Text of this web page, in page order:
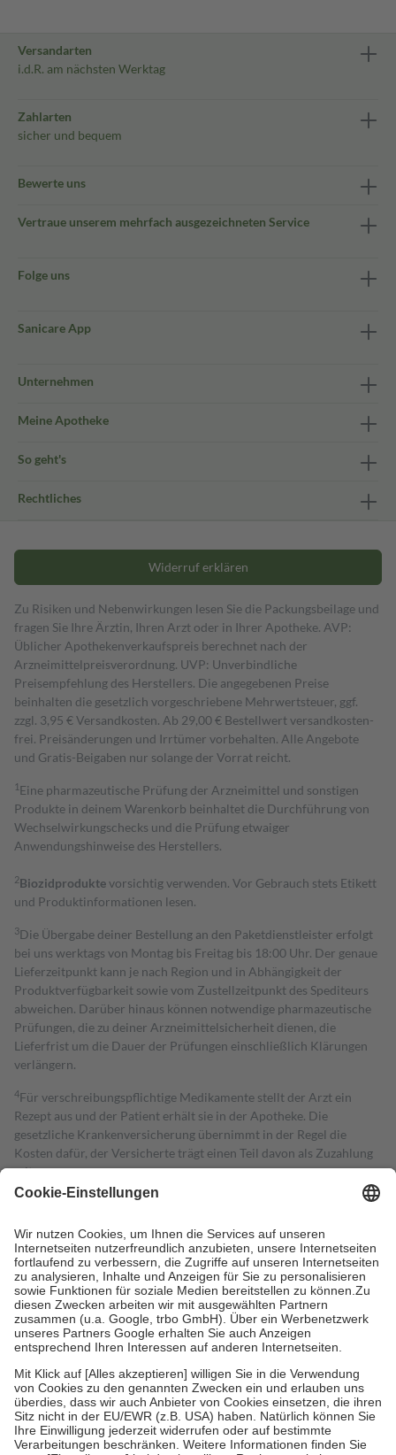
Versandarten
i.d.R. am nächsten Werktag
Zahlarten
sicher und bequem
Bewerte uns
Vertraue unserem mehrfach ausgezeichneten Service
Folge uns
Sanicare App
Unternehmen
Meine Apotheke
So geht's
Rechtliches
Widerruf erklären
Zu Risiken und Nebenwirkungen lesen Sie die Packungsbeilage und
fragen Sie Ihre Ärztin, Ihren Arzt oder in Ihrer Apotheke. AVP:
Üblicher Apothekenverkaufspreis berechnet nach der
Arzneimittelpreisverordnung. UVP: Unverbindliche
Preisempfehlung des Herstellers. Die angegebenen Preise
beinhalten die gesetzlich vorgeschriebene Mehrwertsteuer, ggf.
zzgl. 3,95 € Versandkosten. Ab 29,00 € Bestell­wert versand­kosten­
frei. Preisänderungen und Irrtümer vorbehalten. Alle Angebote
und Gratis-Beigaben nur solange der Vorrat reicht.
1 Eine pharmazeutische Prüfung der Arzneimittel und sonstigen
Produkte in deinem Warenkorb beinhaltet die Durchführung von
Wechselwirkungschecks und die Prüfung etwaiger
Anwendungshinweise des Herstellers.
2Biozidproduktevorsichtig verwenden. Vor Gebrauch stets Etikett
und Produktinformationen lesen.
3Die Übergabe deiner Bestellung an den Paketdienstleister erfolgt
bei uns werktags von Montag bis Freitag bis 18:00 Uhr. Der genaue
Lieferzeitpunkt kann je nach Region und in Abhängigkeit der
Produktverfügbarkeit sowie vom Zustellzeitpunkt des Spediteurs
abweichen. Darüber hinaus können notwendige pharmazeutische
Prüfungen, die zu deiner Arzneimittelsicherheit dienen, die
Lieferfrist um die Dauer der Prüfungen einschließlich Klärungen
verlängern.
4Für verschreibungspflichtige Medikamente stellt der Arzt ein
Rezept aus und der Patient erhält sie in der Apotheke. Die
gesetzliche Krankenversicherung übernimmt in der Regel die
Kosten dafür, der Versicherte trägt einen Teil davon als Zuzahlung
mit.
Grundsätzlich leisten Mitglieder Zuzahlungen in Höhe von zehn
höchstens zehn Euro.
Es sind jedoch nie mehr als die tatsächlichen
Kosten der Leistung zu entrichten.
Diese Regeln gelten grundsätzlich auch für Online-Apotheken.
Bei Heilmitteln und häuslicher Krankenpflege beträgt die
Zuzahlung zehn Prozent der Kosten sowie zehn Euro je
Verordnung.
Um das Engagement der Versicherten für ihre eigene Gesundheit zu
stärken und die besondere Stellung der Familie zu unterstützen,
fallenkeine Zuzahlungenan bei:
• Kindern und Jugendlichen bis zum vollendeten 18. Lebensjahr
mit Ausnahme der Fahrkosten
• Untersuchungen zur Vorsorge und Früherkennung, die von der
GKV getragen werden